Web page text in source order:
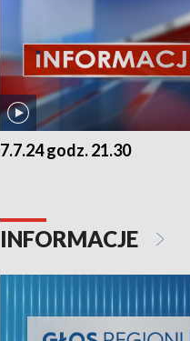
7.7.24 godz. 21.30
INFORMACJE